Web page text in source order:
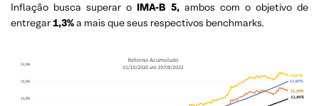
Inflação busca superar o IMA-B 5,ambos com o objetivo de
entregar1,3%a mais que seus respectivos benchmarks.